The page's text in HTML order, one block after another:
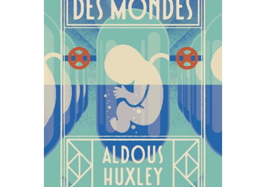
Livres
Livres les plus recommandés
Prix littéraires